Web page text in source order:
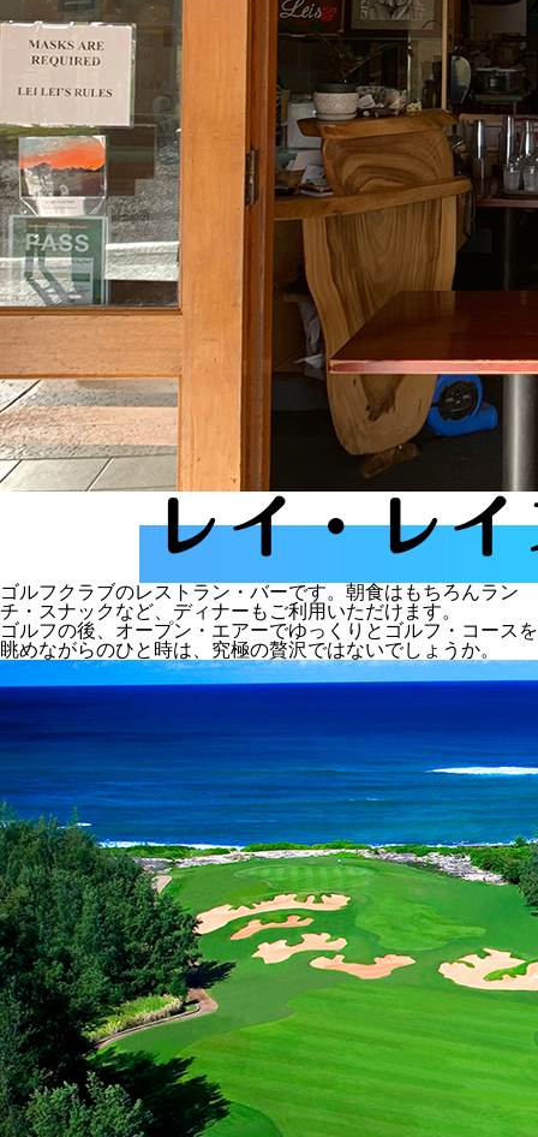
ゴルフクラブのレストラン・バーです。朝食はもちろんラン
チ・スナックなど、ディナーもご利用いただけます。
ゴルフの後、オープン・エアーでゆっくりとゴルフ・コースを
眺めながらのひと時は、究極の贅沢ではないでしょうか。